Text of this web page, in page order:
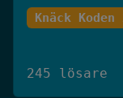
Knäck Koden
245 lösare